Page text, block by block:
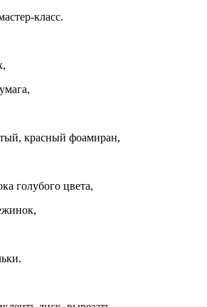
класс.
красный фоамиран,
голубого цвета,